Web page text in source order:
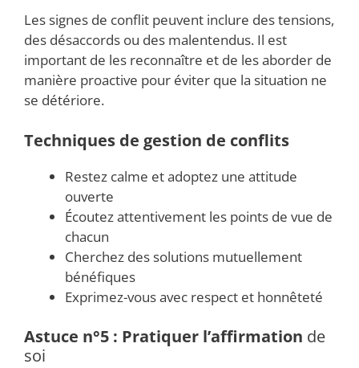
Les signes de conflit peuvent inclure des tensions,
des désaccords ou des malentendus. Il est
important de les reconnaître et de les aborder de
manière proactive pour éviter que la situation ne
se détériore.
Techniques de gestion de conflits
Restez calme et adoptez une attitude
ouverte
Écoutez attentivement les points de vue de
chacun
Cherchez des solutions mutuellement
bénéfiques
Exprimez-vous avec respect et honnêteté
Astuce n°5 : Pratiquer l’affirmation de
soi